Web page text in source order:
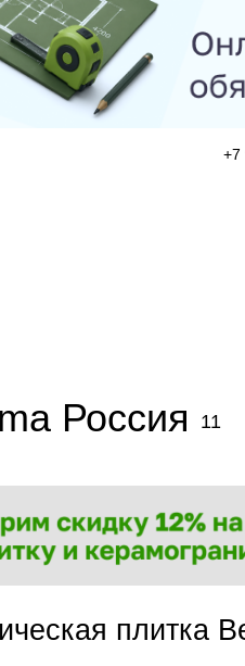
+7
Россия 11
плитка